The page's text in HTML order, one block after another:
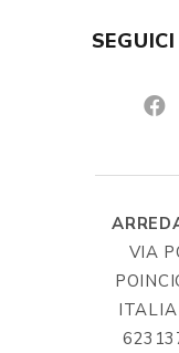
VIA